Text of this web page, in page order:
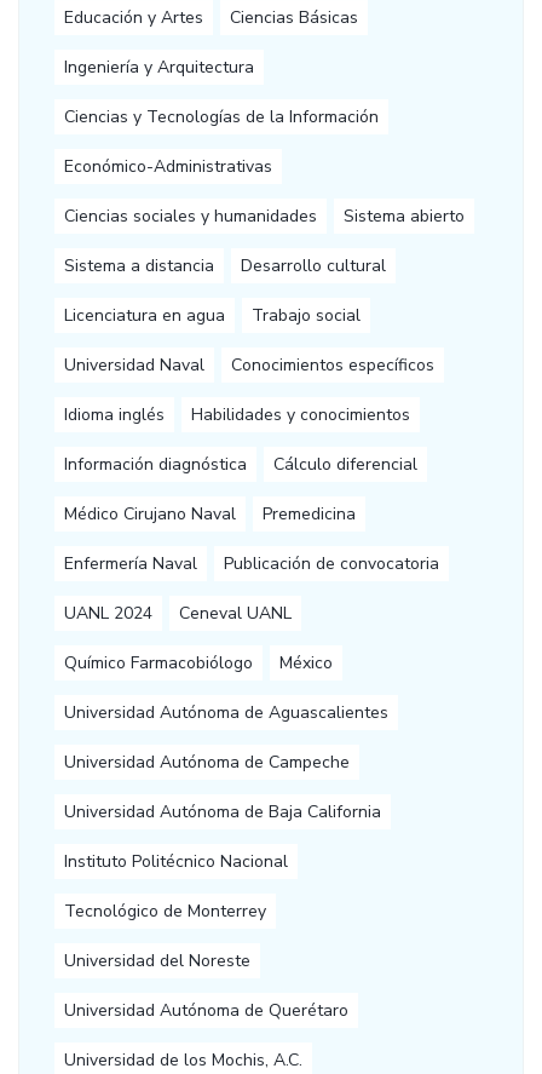
Educación y Artes Ciencias Básicas
Ingeniería y Arquitectura
Ciencias y Tecnologías de la Información
Económico-Administrativas
Ciencias sociales y humanidades Sistema abierto
Sistema a distancia Desarrollo cultural
Licenciatura en agua Trabajo social
Universidad Naval Conocimientos específicos
Idioma inglés Habilidades y conocimientos
Información diagnóstica Cálculo diferencial
Médico Cirujano Naval Premedicina
Enfermería Naval Publicación de convocatoria
UANL 2024 Ceneval UANL
Químico Farmacobiólogo México
Universidad Autónoma de Aguascalientes
Universidad Autónoma de Campeche
Universidad Autónoma de Baja California
Instituto Politécnico Nacional
Tecnológico de Monterrey
Universidad del Noreste
Universidad Autónoma de Querétaro
Universidad de los Mochis, A.C.